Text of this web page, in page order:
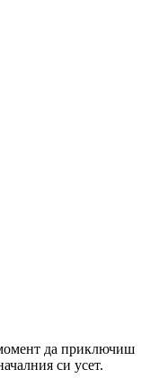
да приключиш
си усет.